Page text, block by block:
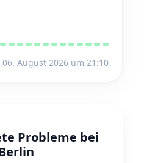
August 2026 um 21:10
Probleme bei